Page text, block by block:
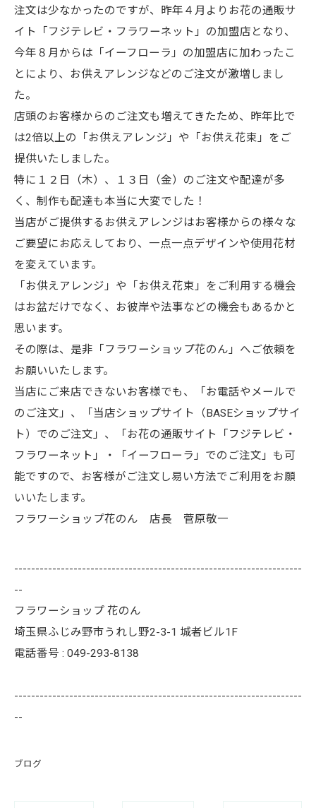
注文は少なかったのですが、昨年４月よりお花の通販サ
イト「フジテレビ・フラワーネット」の加盟店となり、
今年８月からは「イーフローラ」の加盟店に加わったこ
とにより、お供えアレンジなどのご注文が激増しまし
た。
店頭のお客様からのご注文も増えてきたため、昨年比で
は2倍以上の「お供えアレンジ」や「お供え花束」をご
提供いたしました。
特に１２日（木）、１３日（金）のご注文や配達が多
く、制作も配達も本当に大変でした！
当店がご提供するお供えアレンジはお客様からの様々な
ご要望にお応えしており、一点一点デザインや使用花材
を変えています。
「お供えアレンジ」や「お供え花束」をご利用する機会
はお盆だけでなく、お彼岸や法事などの機会もあるかと
思います。
その際は、是非「フラワーショップ花のん」へご依頼を
お願いいたします。
当店にご来店できないお客様でも、「お電話やメールで
のご注文」、「当店ショップサイト（BASEショップサイ
ト）でのご注文」、「お花の通販サイト「フジテレビ・
フラワーネット」・「イーフローラ」でのご注文」も可
能ですので、お客様がご注文し易い方法でご利用をお願
いいたします。
フラワーショップ花のん 店長 菅原敬一
--------------------------------------------------------------------
--
フラワーショップ 花のん
埼玉県ふじみ野市うれし野2-3-1 城者ビル1F
電話番号 : 049-293-8138
--------------------------------------------------------------------
--
ブログ